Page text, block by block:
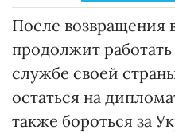
После возвращения
продолжит
службе своей
остаться на
также бороться за